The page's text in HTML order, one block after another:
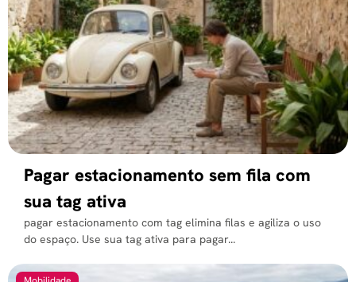
Pagar estacionamento sem fila com
sua tag ativa
pagar estacionamento com tag elimina filas e agiliza o uso
do espaço. Use sua tag ativa para pagar...